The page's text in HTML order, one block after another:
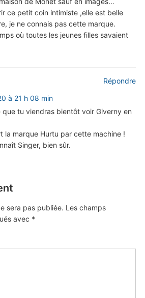
ce petit coin intimiste ,elle est belle
je ne connais pas cette marque.
où toutes les jeunes filles savaient
à 21 h 08 min
que tu viendras bientôt voir Giverny en
la marque Hurtu par cette machine !
Singer, bien sûr.
Répondre
sera pas publiée. Les champs
avec *